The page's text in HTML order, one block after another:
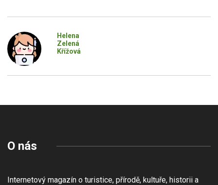
Helena
Zelená
Křížová
O nás
Internetový magazín o turistice, přírodě, kultuře, historii a